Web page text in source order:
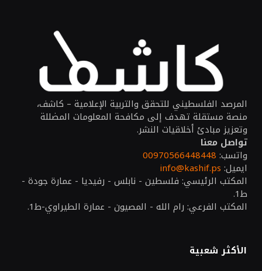
المرصد الفلسطيني للتحقق والتربية الإعلامية – كاشف،
منصة مستقلة تهدف إلى مكافحة المعلومات المضللة
وتعزيز مبادئ أخلاقيات النشر.
تواصل معنا
واتسب: 00970566448448
ايميل: info@kashif.ps
المكتب الرئيسي: فلسطين - نابلس - رفيديا - عمارة جودة -
ط1.
المكتب الفرعي: رام الله - المصيون - عمارة الطيراوي-ط1.
الأكثر شعبية